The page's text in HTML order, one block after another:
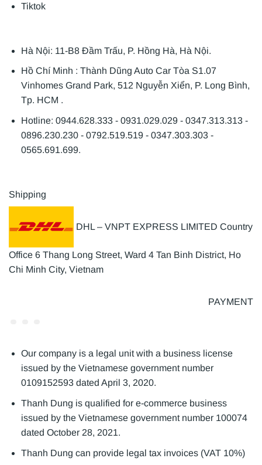
Tiktok
Hà Nội: 11-B8 Đầm Trấu, P. Hồng Hà, Hà Nội.
Hồ Chí Minh : Thành Dũng Auto Car Tòa S1.07
Vinhomes Grand Park, 512 Nguyễn Xiển, P. Long Bình,
Tp. HCM .
Hotline: 0944.628.333 - 0931.029.029 - 0347.313.313 -
0896.230.230 - 0792.519.519 - 0347.303.303 -
0565.691.699.
Shipping
DHL – VNPT EXPRESS LIMITED Country
Office 6 Thang Long Street, Ward 4 Tan Binh District, Ho
Chi Minh City, Vietnam
PAYMENT
Our company is a legal unit with a business license
issued by the Vietnamese government number
0109152593 dated April 3, 2020.
Thanh Dung is qualified for e-commerce business
issued by the Vietnamese government number 100074
dated October 28, 2021.
Thanh Dung can provide legal tax invoices (VAT 10%)